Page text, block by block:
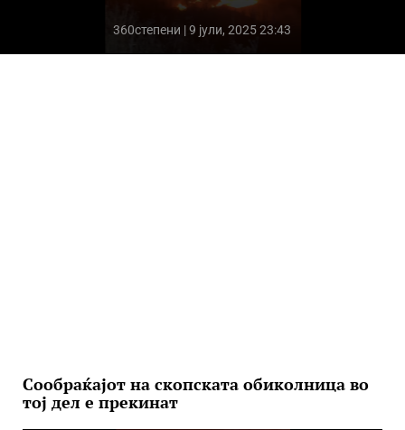
360степени | 9 јули, 2025 23:43
Сообраќајот на скопската обиколница во
тој дел е прекинат